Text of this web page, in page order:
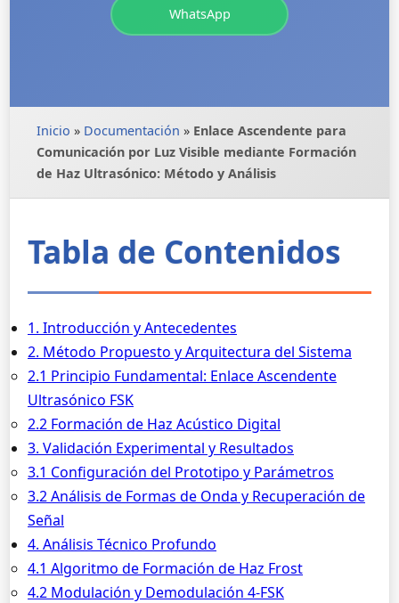
WhatsApp
Inicio » Documentación » Enlace Ascendente para
Comunicación por Luz Visible mediante Formación
de Haz Ultrasónico: Método y Análisis
Tabla de Contenidos
1. Introducción y Antecedentes
2. Método Propuesto y Arquitectura del Sistema
2.1 Principio Fundamental: Enlace Ascendente
Ultrasónico FSK
2.2 Formación de Haz Acústico Digital
3. Validación Experimental y Resultados
3.1 Configuración del Prototipo y Parámetros
3.2 Análisis de Formas de Onda y Recuperación de
Señal
4. Análisis Técnico Profundo
4.1 Algoritmo de Formación de Haz Frost
4.2 Modulación y Demodulación 4-FSK